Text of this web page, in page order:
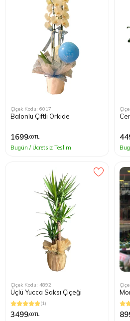
Çiçek Kodu: 6017
Balonlu Çiftli Orkide
1699,00 TL
Bugün / Ücretsiz Teslim
Çiçek Kodu: 4892
Üçlü Yucca Saksı Çiçeği
(1)
3499,00 TL